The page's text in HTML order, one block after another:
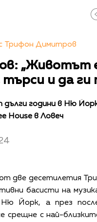
Трифон Димитров
„Животът е
търси и да ги
години в Ню
House в Ловеч
от две десетилетия
басисти на
Йорк, а през
срещне с най-